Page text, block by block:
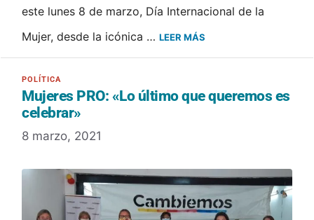
este lunes 8 de marzo, Día Internacional de la
Mujer, desde la icónica … LEER MÁS
Mujeres PRO: «Lo último que queremos es
celebrar»
8 marzo, 2021